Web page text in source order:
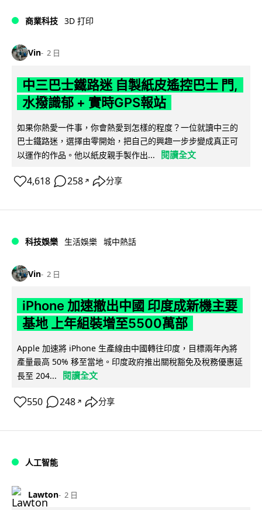
商業科技 3D 打印
Vin 2 日
中三巴士鐵路迷 自製紙皮遙控巴士 門,
水撥識郁 + 實時GPS報站
如果你熱愛一件事，你會熱愛到怎樣的程度？一位就讀中三的
巴士鐵路迷，選擇由零開始，把自己的興趣一步步變成真正可
以運作的作品。他以紙皮親手製作出...
閱讀全文
4,618 258 ↗ 分享
科技娛樂 生活娛樂 城中熱話
Vin 2 日
iPhone 加速撤出中國 印度成新機主要
基地 上年組裝增至5500萬部
Apple 加速將 iPhone 生產線由中國轉往印度，目標兩年內將
產量最高 50% 移至當地。印度政府推出關稅豁免及稅務優惠延
長至 204...
閱讀全文
550 248 ↗ 分享
人工智能
Lawton 2 日